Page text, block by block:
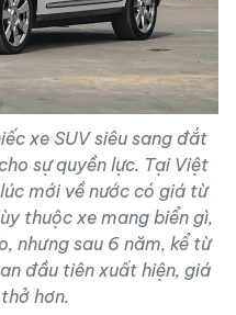
xe SUV siêu sang đắt
sự quyền lực. Tại Việt
mới về nước có giá từ
thuộc xe mang biển gì,
nhưng sau 6 năm, kể từ
đầu tiên xuất hiện, giá
hơn.